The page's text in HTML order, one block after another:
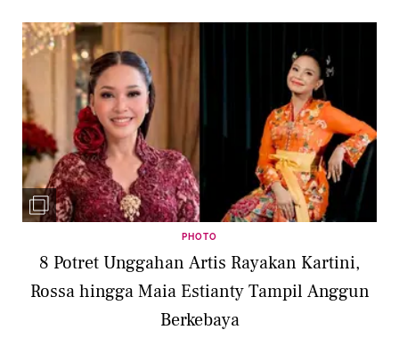
PHOTO
8 Potret Unggahan Artis Rayakan Kartini,
Rossa hingga Maia Estianty Tampil Anggun
Berkebaya